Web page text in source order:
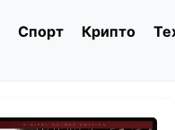
Спорт Крипто